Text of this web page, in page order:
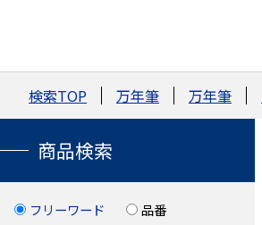
検索TOP 万年筆 万年筆
商品検索
フリーワード
品番